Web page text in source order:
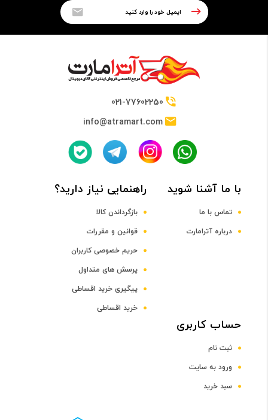
پردازنده
1.3 گیگاهرتز
صفحه نمایش
سایز صفحه نمایش
021-77602250
info@atramart.com
با ما آشنا شوید
تماس با ما
درباره آترامارت
راهنمایی نیاز دارید؟
بازگرداندن کالا
قوانین و مقررات
حریم خصوصی کاربران
پرسش های متداول
پیگیری خرید اقساطی
خرید اقساطی
حساب کاربری
ثبت نام
ورود به سایت
سبد خرید